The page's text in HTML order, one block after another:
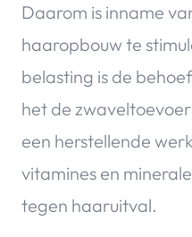
Daarom is inname
haaropbouw te
belasting is de
het de
een herstellende
vitamines en
tegen haaruitval.